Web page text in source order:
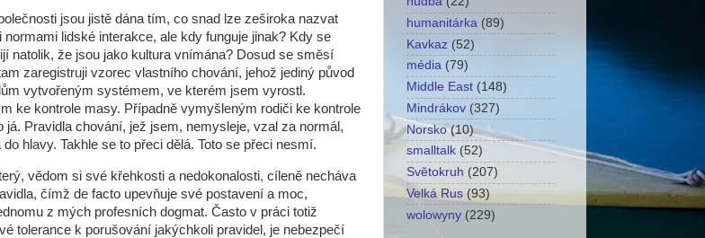
jsou jistě dána tím, co snad lze zeširoka nazvat
normami lidské interakce, ale kdy funguje jinak? Kdy se
natolik, že jsou jako kultura vnímána? Dosud se směsí
zaregistruji vzorec vlastního chování, jehož jediný původ
vytvořeným systémem, ve kterém jsem vyrostl.
ke kontrole masy. Případně vymyšleným rodiči ke kontrole
já. Pravidla chování, jež jsem, nemysleje, vzal za normál,
hlavy. Takhle se to přeci dělá. Toto se přeci nesmí.
vědom si své křehkosti a nedokonalosti, cíleně necháva
čímž de facto upevňuje své postavení a moc,
z mých profesních dogmat. Často v práci totiž
tolerance k porušování jakýchkoli pravidel, je nebezpečí
humanitárka (89)
Kavkaz (52)
média (79)
Middle East (148)
Mindrákov (327)
Norsko (10)
smalltalk (52)
Světokruh (207)
Velká Rus (93)
wolowyny (229)